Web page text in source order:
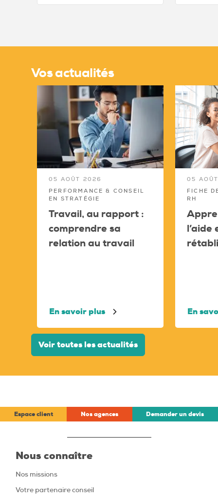
Vos actualités
05 AOÛT 2026
PERFORMANCE & CONSEIL
EN STRATÉGIE
Travail, au rapport :
comprendre sa
relation au travail
En savoir plus
05
FICHE
RH
l’aide
En
Voir toutes les actualités
Espace client Nos agences Demander un devis
Nous connaître
Nos missions
Votre partenaire conseil